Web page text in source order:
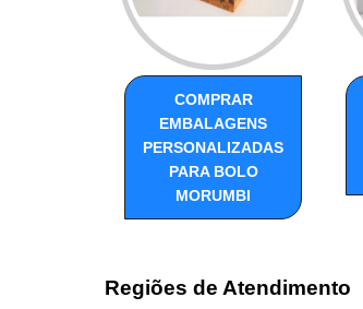
COMPRAR
EMBALAGENS
PERSONALIZADAS
PARA BOLO
MORUMBI
Regiões de Atendimento